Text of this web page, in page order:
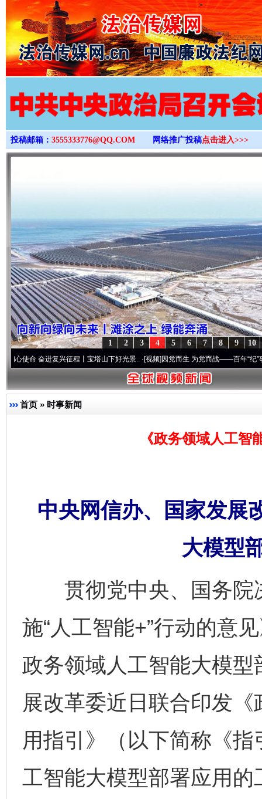
>
投稿邮箱： 3555333776@QQ.COM 网络推广投稿点击进入>>>
10
9
8
7
6
5
4
3
2
1
进复兴征程丨宝塔山下好光景..·[视频]因党而生 为党而战——百年“纪”事⑧加强纪
首页 » 时事新闻
《政务领域人工智
中央网信办、国家发展
大模型
贯彻党中央、国务院
施“人工智能+”行动的意
政务领域人工智能大模
展改革委近日联合印发
用指引》（以下简称《
工智能大模型部署应用